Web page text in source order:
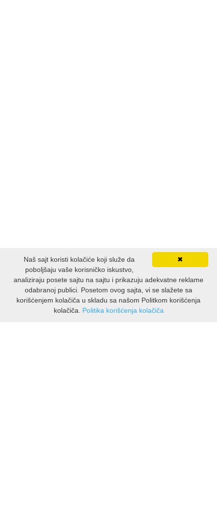
✖
Naš sajt koristi kolačiće koji služe da
poboljšaju vaše korisničko iskustvo,
analiziraju posete sajtu na sajtu i prikazuju adekvatne reklame
odabranoj publici. Posetom ovog sajta, vi se slažete sa
korišćenjem kolačiča u skladu sa našom Politkom korišćenja
kolačiča. Politika korišćenja kolačiča